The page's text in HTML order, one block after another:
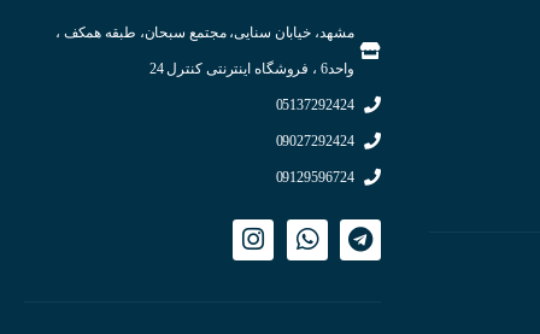
صنعتی برای صرفه جویی در مصرف
سرعت و حرکت برای ایمنی و راحتی
بیشتر. • ماشین های صنعتی : کنترل سرعت CNC ، ماشین آلات بسته بندی ، ماشین های نساجی و موارد دیگر. • HVAC (گرمایش ، تهویه و لذت) :
مشهد، خیابان سنایی، مجتمع سبحان، طبقه همکف ،
واحد6 ، فروشگاه اینترنتی کنترل 24
05137292424
09027292424
09129596724